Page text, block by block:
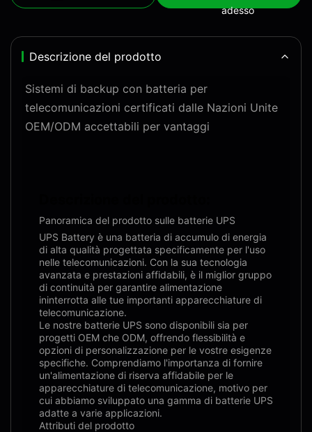
adesso
Descrizione del prodotto
Sistemi di backup con batteria per
telecomunicazioni certificati dalle Nazioni Unite
OEM/ODM accettabili per vantaggi
Panoramica del prodotto sulle batterie UPS
UPS Battery è una batteria di accumulo di energia
di alta qualità progettata specificamente per l'uso
nelle telecomunicazioni. Con la sua tecnologia
avanzata e prestazioni affidabili, è il miglior gruppo
di continuità per garantire alimentazione
ininterrotta alle tue importanti apparecchiature di
telecomunicazione.
Le nostre batterie UPS sono disponibili sia per
progetti OEM che ODM, offrendo flessibilità e
opzioni di personalizzazione per le vostre esigenze
specifiche. Comprendiamo l'importanza di fornire
un'alimentazione di riserva affidabile per le
apparecchiature di telecomunicazione, motivo per
cui abbiamo sviluppato una gamma di batterie UPS
adatte a varie applicazioni.
Attributi del prodotto